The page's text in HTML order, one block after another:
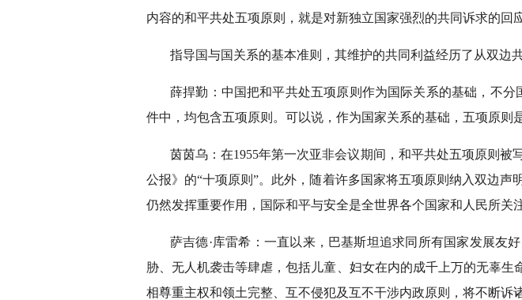
内容的和平共处五项原则，就是对新独立国家强烈的共同诉求的回应
指导国与国关系的基本准则，其维护的共同利益经历了从双边
薛捍勤：中国把和平共处五项原则作为国际关系的基础，不
件中，均包含五项原则。可以说，作为国家关系的基础，五项原则
茵茵乌：在1955年第一次亚非会议期间，和平共处五项原则
公报》的“十项原则”。此外，随着许多国家将五项原则纳入双边
仍然发挥重要作用，国际和平与安全是全世界各个国家和人民所关
萨吉德·库雷希：一直以来，巴基斯坦追求同所有国家发展友
胁、无人机袭击等肆虐，包括儿童、妇女在内的成千上万的无辜
相尊重主权和领土完整、互不侵犯及互不干涉内政原则，将不断